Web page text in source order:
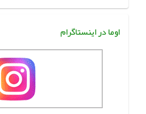
اوما در اینستاگرام